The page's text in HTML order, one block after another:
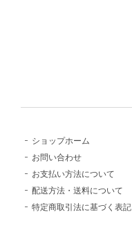
ショップホーム
お問い合わせ
お支払い方法について
配送方法・送料について
特定商取引法に基づく表記